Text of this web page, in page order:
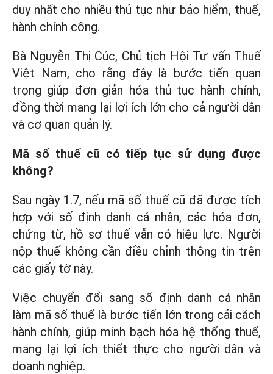
duy nhất cho nhiều thủ tục như bảo hiểm, thuế,
hành chính công.
Bà Nguyễn Thị Cúc, Chủ tịch Hội Tư vấn Thuế
Việt Nam, cho rằng đây là bước tiến quan
trọng giúp đơn giản hóa thủ tục hành chính,
đồng thời mang lại lợi ích lớn cho cả người dân
và cơ quan quản lý.
Mã số thuế cũ có tiếp tục sử dụng được
không?
Sau ngày 1.7, nếu mã số thuế cũ đã được tích
hợp với số định danh cá nhân, các hóa đơn,
chứng từ, hồ sơ thuế vẫn có hiệu lực. Người
nộp thuế không cần điều chỉnh thông tin trên
các giấy tờ này.
Việc chuyển đổi sang số định danh cá nhân
làm mã số thuế là bước tiến lớn trong cải cách
hành chính, giúp minh bạch hóa hệ thống thuế,
mang lại lợi ích thiết thực cho người dân và
doanh nghiệp.